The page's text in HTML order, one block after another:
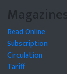
Magazines
Read Online
Subscription
Circulation
Tariff